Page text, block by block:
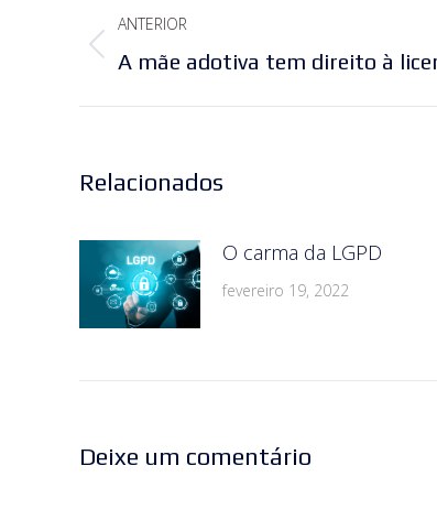
de
post:
ANTERIOR
Post
A mãe adotiva tem direito à
Relacionados
O carma da LGPD
fevereiro 19, 2022
Deixe um comentário